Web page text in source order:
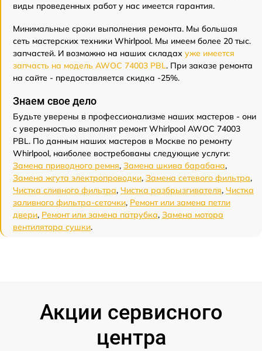
виды проведенных работ у нас имеется гарантия.
Минимальные сроки выполнения ремонта. Мы большая
сеть мастерских техники Whirlpool. Мы имеем более 20 тыс.
запчастей. И возможно на наших складах уже имеется
запчасть на модель AWOC 74003 PBL. При заказе ремонта
на сайте - предоставляется скидка -25%.
Знаем свое дело
Будьте уверены в профессионализме наших мастеров - они
с уверенностью выполнят ремонт Whirlpool AWOC 74003
PBL. По данным наших мастеров в Москве по ремонту
Whirlpool, наиболее востребованы следующие услуги:
Замена приводного ремня, Замена шкива барабана,
Замена жгута электропроводки, Замена сетевого фильтра,
Чистка сливного фильтра, Чистка разбрызгивателя, Чистка
заливного фильтра-сеточки, Ремонт или замена петли
двери, Ремонт или замена патрубка, Замена мотора
вентилятора сушки.
Акции сервисного
центра